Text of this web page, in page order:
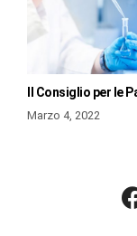
Il Consiglio per le
Marzo 4, 2022